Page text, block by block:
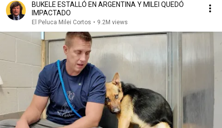
BUKELE ESTALLÓ EN ARGENTINA Y MILEI QUEDÓ
IMPACTADO
El Peluca Milei Cortos • 9.2M views